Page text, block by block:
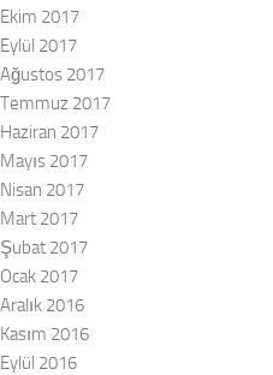
Ekim 2017
Eylül 2017
Ağustos 2017
Temmuz 2017
Haziran 2017
Mayıs 2017
Nisan 2017
Mart 2017
Şubat 2017
Ocak 2017
Aralık 2016
Kasım 2016
Eylül 2016